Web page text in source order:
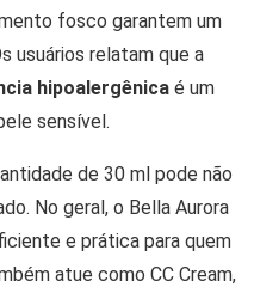
fosco garantem um
usuários relatam que a
hipoalergênica é um
sensível.
de 30 ml pode não
No geral, o Bella Aurora
e prática para quem
atue como CC Cream,